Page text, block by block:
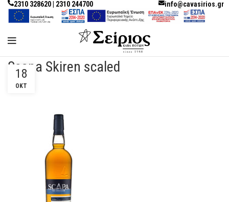
2310 328620 | 2310 244700 info@cavasirios.gr
Scapa Skiren scaled
18
ΟΚΤ